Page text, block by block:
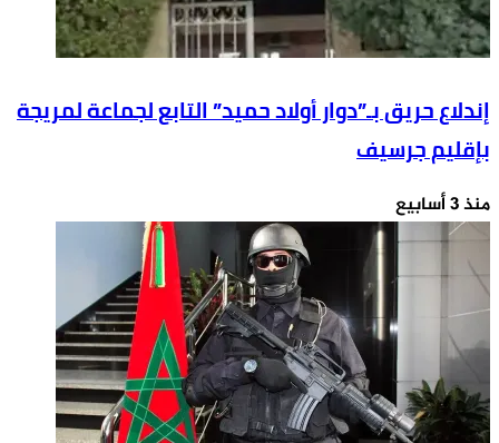
إندلاع حريق بـ”دوار أولاد حميد” التابع لجماعة لمريجة
بإقليم جرسيف
منذ 3 أسابيع